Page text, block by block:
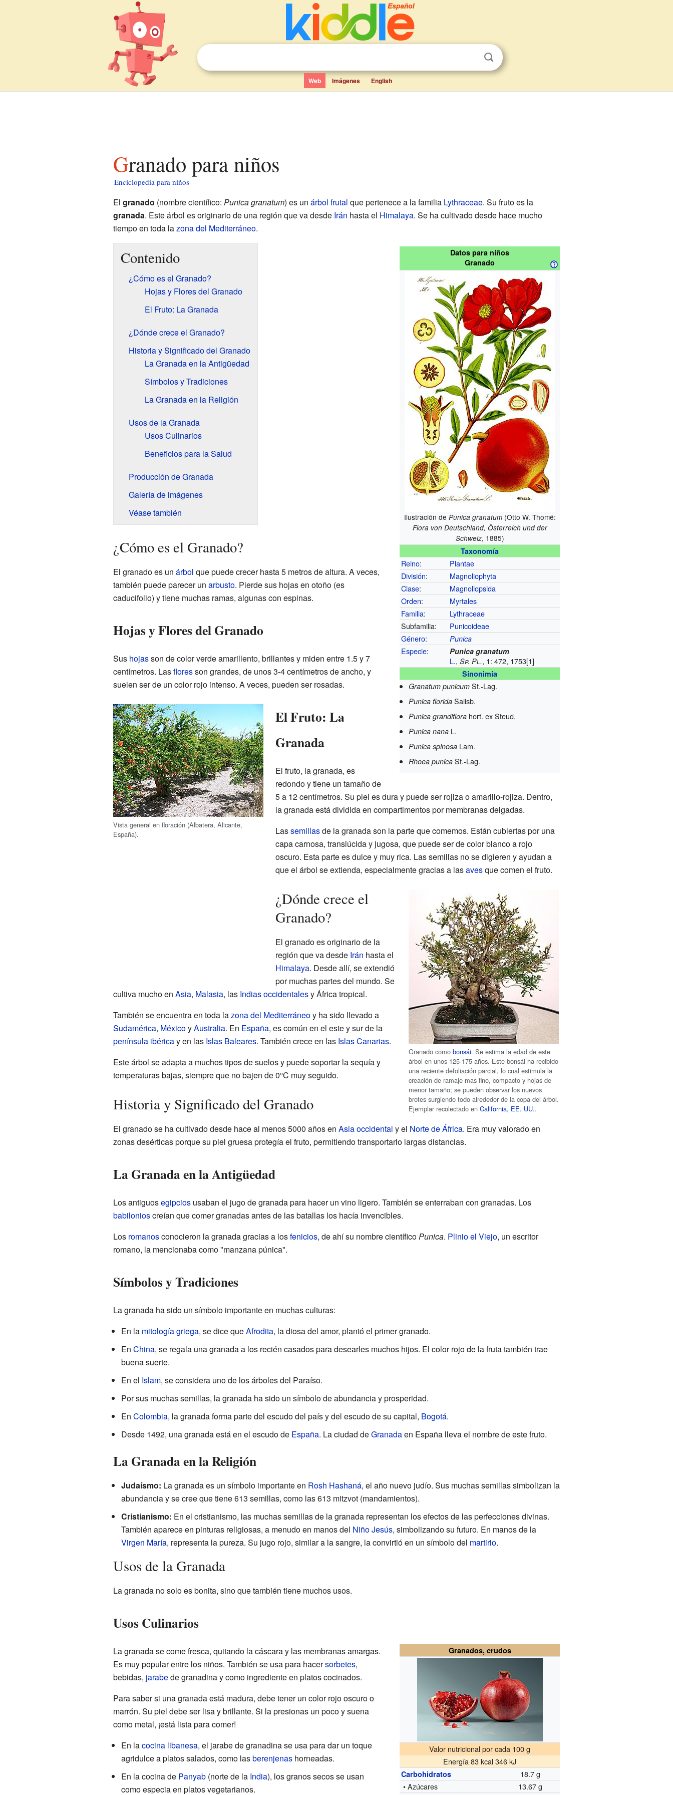
Web Imágenes English
Granado para niños
Enciclopedia para niños
El granado (nombre científico: Punica granatum) es un árbol frutal que pertenece a la familia Lythraceae. Su fruto es la
granada. Este árbol es originario de una región que va desde Irán hasta el Himalaya. Se ha cultivado desde hace mucho
tiempo en toda lazona del Mediterráneo.
Datos para niños
Granado
Ilustración de Punica granatum(Otto W. Thomé:
Flora von Deutschland, Österreich und der
Schweiz, 1885)
Taxonomía
Reino:
Plantae
División:
Magnoliophyta
Clase:
Magnoliopsida
Orden:
Myrtales
Familia:
Lythraceae
Subfamilia:
Punicoideae
Género: Punica
Especie: Punica granatum
L.,Sp. Pl., 1: 472, 1753[1]
Sinonimia
Granatum punicum St.-Lag.
Punica florida Salisb.
Punica grandiflora hort. ex Steud.
Punica nana L.
Punica spinosa Lam.
Rhoea punica St.-Lag.
Contenido
¿Cómo es el Granado?
Hojas y Flores del Granado
El Fruto: La Granada
¿Dónde crece el Granado?
Historia y Significado del Granado
La Granada en la Antigüedad
Símbolos y Tradiciones
La Granada en la Religión
Usos de la Granada
Usos Culinarios
Beneficios para la Salud
Producción de Granada
Galería de imágenes
Véase también
¿Cómo es el Granado?
El granado es un árbol que puede crecer hasta 5 metros de altura. A veces,
también puede parecer un arbusto. Pierde sus hojas en otoño (es
caducifolio) y tiene muchas ramas, algunas con espinas.
Hojas y Flores del Granado
Sus hojasson de color verde amarillento, brillantes y miden entre 1.5 y 7
centímetros. Lasfloresson grandes, de unos 3-4 centímetros de ancho, y
suelen ser de un color rojo intenso. A veces, pueden ser rosadas.
Vista general en floración (Albatera, Alicante,
España).
El Fruto: La
Granada
El fruto, la granada, es
redondo y tiene un tamaño de
5 a 12 centímetros. Su piel es dura y puede ser rojiza o amarillo-rojiza. Dentro,
la granada está dividida en compartimentos por membranas delgadas.
Lassemillasde la granada son la parte que comemos. Están cubiertas por una
capa carnosa, translúcida y jugosa, que puede ser de color blanco a rojo
oscuro. Esta parte es dulce y muy rica. Las semillas no se digieren y ayudan a
que el árbol se extienda, especialmente gracias a lasavesque comen el fruto.
Granado comobonsái. Se estima la edad de este
árbol en unos 125-175 años. Este bonsái ha recibido
una reciente defoliación parcial, lo cual estimula la
creación de ramaje mas fino, compacto y hojas de
menor tamaño; se pueden observar los nuevos
brotes surgiendo todo alrededor de la copa del árbol.
Ejemplar recolectado enCalifornia, EE. UU..
¿Dónde crece el
Granado?
El granado es originario de la
región que va desde Irán hasta el
Himalaya. Desde allí, se extendió
por muchas partes del mundo. Se
cultiva mucho en Asia, Malasia, las Indias occidentalesy África tropical.
También se encuentra en toda lazona del Mediterráneoy ha sido llevado a
Sudamérica, MéxicoyAustralia. En España, es común en el este y sur de la
península ibéricay en las Islas Baleares. También crece en las Islas Canarias.
Este árbol se adapta a muchos tipos de suelos y puede soportar la sequía y
temperaturas bajas, siempre que no bajen de 0°C muy seguido.
Historia y Significado del Granado
El granado se ha cultivado desde hace al menos 5000 años en Asia occidental y el Norte de África. Era muy valorado en
zonas desérticas porque su piel gruesa protegía el fruto, permitiendo transportarlo largas distancias.
La Granada en la Antigüedad
Los antiguosegipciosusaban el jugo de granada para hacer un vino ligero. También se enterraban con granadas. Los
babilonioscreían que comer granadas antes de las batallas los hacía invencibles.
Los romanosconocieron la granada gracias a losfenicios, de ahí su nombre científicoPunica. Plinio el Viejo, un escritor
romano, la mencionaba como "manzana púnica".
Símbolos y Tradiciones
La granada ha sido un símbolo importante en muchas culturas:
En la mitología griega, se dice queAfrodita, la diosa del amor, plantó el primer granado.
En China, se regala una granada a los recién casados para desearles muchos hijos. El color rojo de la fruta también trae
buena suerte.
En el Islam, se considera uno de los árboles del Paraíso.
Por sus muchas semillas, la granada ha sido un símbolo de abundancia y prosperidad.
En Colombia, la granada forma parte del escudo del país y del escudo de su capital, Bogotá.
Desde 1492, una granada está en el escudo de España. La ciudad deGranadaen España lleva el nombre de este fruto.
La Granada en la Religión
Judaísmo: La granada es un símbolo importante en Rosh Hashaná, el año nuevo judío. Sus muchas semillas simbolizan la
abundancia y se cree que tiene 613 semillas, como las 613 mitzvot (mandamientos).
Cristianismo: En el cristianismo, las muchas semillas de la granada representan los efectos de las perfecciones divinas.
También aparece en pinturas religiosas, a menudo en manos del Niño Jesús, simbolizando su futuro. En manos de la
Virgen María, representa la pureza. Su jugo rojo, similar a la sangre, la convirtió en un símbolo del martirio.
Usos de la Granada
La granada no solo es bonita, sino que también tiene muchos usos.
Usos Culinarios
Granados, crudos
Valor nutricional por cada 100 g
Energía 83 kcal 346 kJ
Carbohidratos
18.7 g
• Azúcares
13.67 g
La granada se come fresca, quitando la cáscara y las membranas amargas.
Es muy popular entre los niños. También se usa para hacersorbetes,
bebidas, jarabede granadina y como ingrediente en platos cocinados.
Para saber si una granada está madura, debe tener un color rojo oscuro o
marrón. Su piel debe ser lisa y brillante. Si la presionas un poco y suena
como metal, ¡está lista para comer!
En lacocina libanesa, el jarabe de granadina se usa para dar un toque
agridulce a platos salados, como lasberenjenashorneadas.
En la cocina de Panyab(norte de la India), los granos secos se usan
como especia en platos vegetarianos.